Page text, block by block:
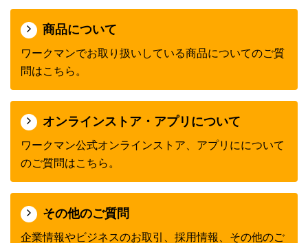
商品について
ワークマンでお取り扱いしている商品についてのご質
問はこちら。
オンラインストア・アプリについて
ワークマン公式オンラインストア、アプリにについて
のご質問はこちら。
その他のご質問
企業情報やビジネスのお取引、採用情報、その他のご